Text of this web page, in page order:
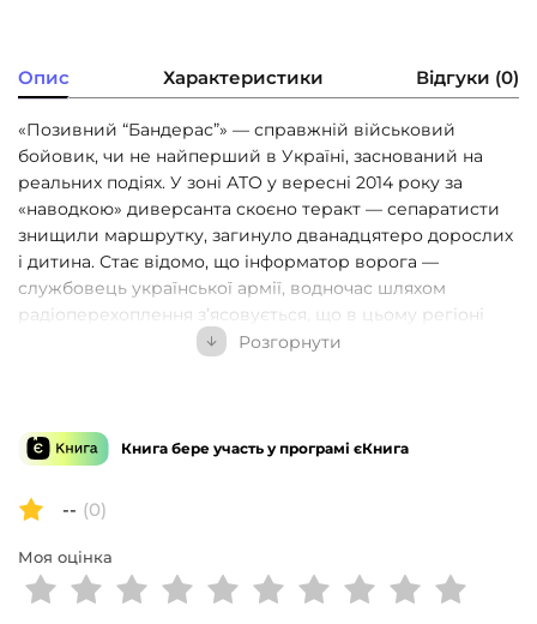
Опис Характеристики Відгуки (0)
«Позивний “Бандерас”» — справжній військовий
бойовик, чи не найперший в Україні, заснований на
реальних подіях. У зоні АТО у вересні 2014 року за
«наводкою» диверсанта скоєно теракт — сепаратисти
знищили маршрутку, загинуло дванадцятеро дорослих
і дитина. Стає відомо, що інформатор ворога —
службовець української армії, водночас шляхом
радіоперехоплення з’ясовується, що в цьому регіоні
чекають на прибуття полковника російського ГРУ.
Сергія Дзюби та Артемія Кірсанова знято військову
кінодраму, міжнародна прем’єра якої вже відбулася в
Торонто. В Україні прем’єра відбулась 11 жовтня 2018
року.
«Позивний “Бандерас”» — справжній військовий
бойовик, заснований на реальних подіях. Книжку
Розгорнути
Книга бере участь у програмі єКнига
-- (0)
Моя оцінка